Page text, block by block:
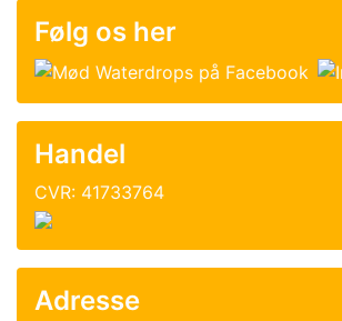
Følg os her
Handel
CVR: 41733764
Adresse